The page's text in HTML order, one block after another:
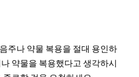
주나 약물 복용을 절대 용인하
약물을 복용했다고 생각하시